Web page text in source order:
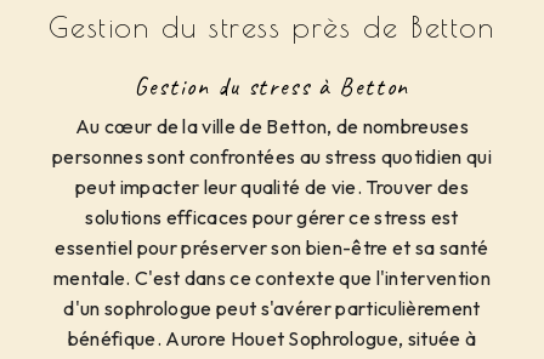
Gestion du stress près de Betton
Gestion du stress à Betton
Au cœur de la ville de Betton, de nombreuses
personnes sont confrontées au stress quotidien qui
peut impacter leur qualité de vie. Trouver des
solutions efficaces pour gérer ce stress est
essentiel pour préserver son bien-être et sa santé
mentale. C'est dans ce contexte que l'intervention
d'un sophrologue peut s'avérer particulièrement
bénéfique. Aurore Houet Sophrologue, située à